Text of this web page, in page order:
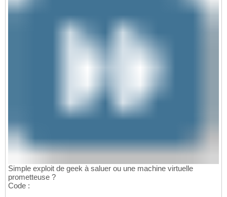
Simple exploit de geek à saluer ou une machine virtuelle
prometteuse ?
Code :